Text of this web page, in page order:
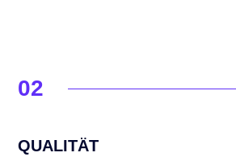
02
QUALITÄT